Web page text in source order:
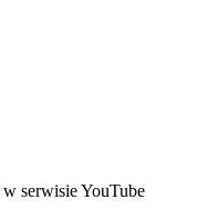
serwisie YouTube